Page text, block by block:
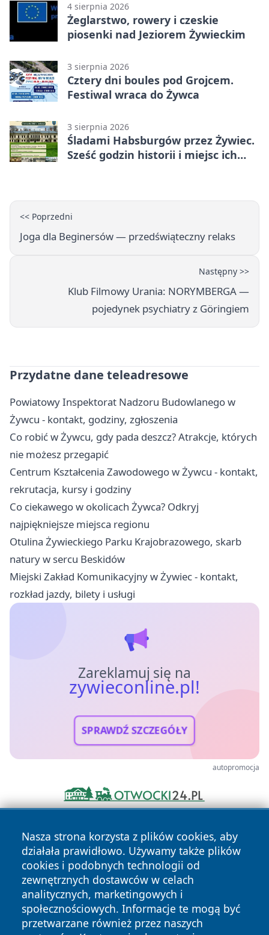
4 sierpnia 2026
Żeglarstwo, rowery i czeskie
piosenki nad Jeziorem Żywieckim
3 sierpnia 2026
Cztery dni boules pod Grojcem.
Festiwal wraca do Żywca
3 sierpnia 2026
Śladami Habsburgów przez Żywiec.
Sześć godzin historii i miejsc ich
<< Poprzedni
Joga dla Beginersów — przedświąteczny relaks
Następny >>
Klub Filmowy Urania: NORYMBERGA —
pojedynek psychiatry z Göringiem
Przydatne dane teleadresowe
Powiatowy Inspektorat Nadzoru Budowlanego w
Żywcu - kontakt, godziny, zgłoszenia
Co robić w Żywcu, gdy pada deszcz? Atrakcje, których
nie możesz przegapić
Centrum Kształcenia Zawodowego w Żywcu - kontakt,
rekrutacja, kursy i godziny
Co ciekawego w okolicach Żywca? Odkryj
najpiękniejsze miejsca regionu
Otulina Żywieckiego Parku Krajobrazowego, skarb
natury w sercu Beskidów
Miejski Zakład Komunikacyjny w Żywiec - kontakt,
rozkład jazdy, bilety i usługi
Zareklamuj się na
zywieconline.pl!
SPRAWDŹ SZCZEGÓŁY
autopromocja
Nasza strona korzysta z plików cookies, aby
działała prawidłowo. Używamy także plików
cookies i podobnych technologii od
zewnętrznych dostawców w celach
analitycznych, marketingowych i
społecznościowych. Informacje te mogą być
przetwarzane również przez naszych
Copyright © 2026 zywieconline.pl Wszystkie prawa
zastrzeżone.